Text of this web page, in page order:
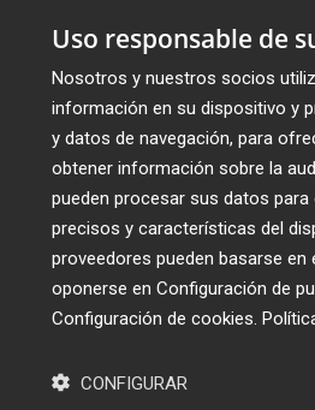
Uso responsable de
Nosotros y nuestros socios
información en su dispositivo y
y datos de navegación, para
obtener información sobre la
pueden procesar sus datos
precisos y características del
proveedores pueden basarse
oponerse en Configuración de
Configuración de cookies
CONFIGURAR